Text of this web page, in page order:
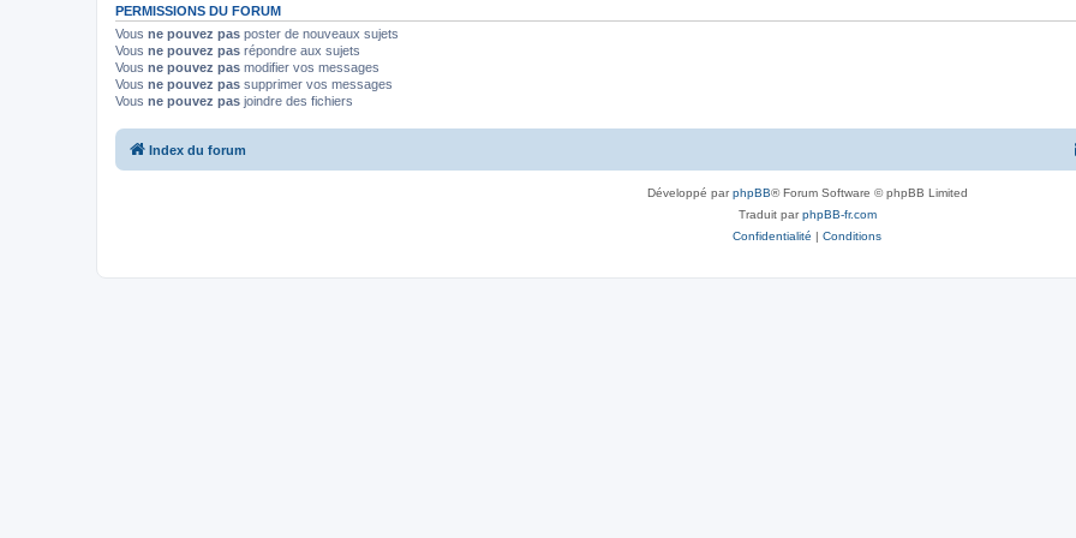
s
PERMISSIONS DU FORUM
Vous ne pouvez pas poster de nouveaux sujets
Vous ne pouvez pas répondre aux sujets
Vous ne pouvez pas modifier vos messages
Vous ne pouvez pas supprimer vos messages
Vous ne pouvez pas joindre des fichiers
Index du forum
Développé parphpBB® Forum Software © phpBB Limited
Traduit parphpBB-fr.com
Confidentialité | Conditions